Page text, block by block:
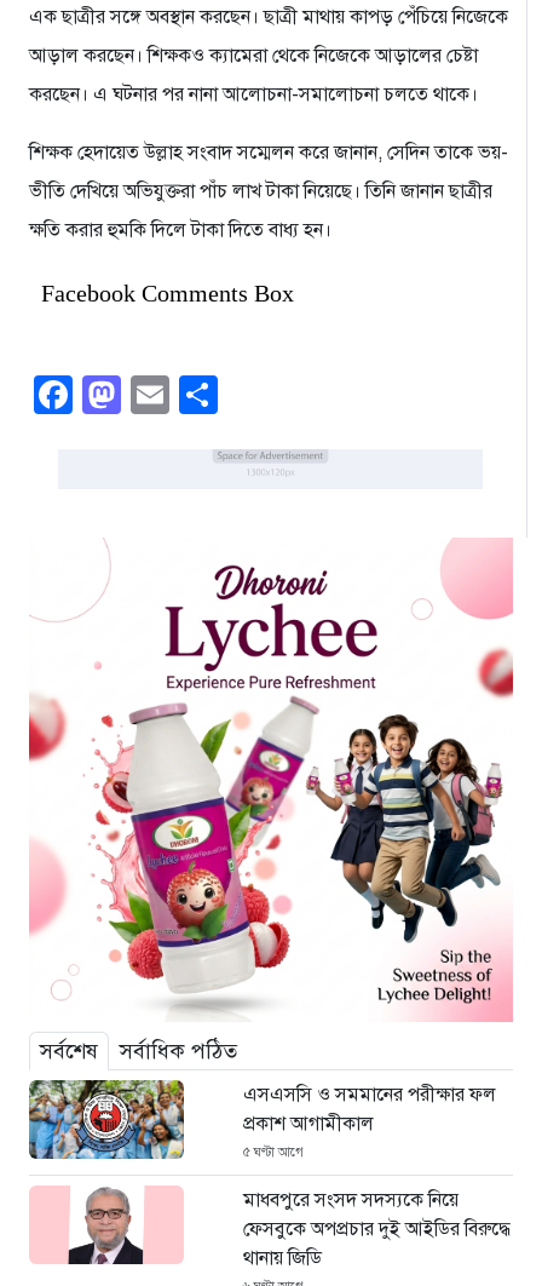
এক ছাত্রীর সঙ্গে অবস্থান করছেন। ছাত্রী মাথায় কাপড় পেঁচিয়ে নিজেকে
আড়াল করছেন। শিক্ষকও ক্যামেরা থেকে নিজেকে আড়ালের চেষ্টা
করছেন। এ ঘটনার পর নানা আলোচনা-সমালোচনা চলতে থাকে।
শিক্ষক হেদায়েত উল্লাহ সংবাদ সম্মেলন করে জানান, সেদিন তাকে ভয়-
ভীতি দেখিয়ে অভিযুক্তরা পাঁচ লাখ টাকা নিয়েছে। তিনি জানান ছাত্রীর
ক্ষতি করার হুমকি দিলে টাকা দিতে বাধ্য হন।
Facebook Comments Box
Facebook
Mastodon
Email
সর্বশেষ সর্বাধিক পঠিত
এসএসসি ও সমমানের পরীক্ষার ফল
প্রকাশ আগামীকাল
৫ ঘণ্টা আগে
মাধবপুরে সংসদ সদস্যকে নিয়ে
ফেসবুকে অপপ্রচার দুই আইডির বিরুদ্ধে
থানায় জিডি